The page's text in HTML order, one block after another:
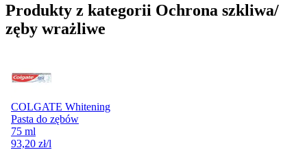
Produkty z kategorii Ochrona szkliwa/
zęby wrażliwe
COLGATE Whitening
Pasta do zębów
75 ml
93,20 zł/l